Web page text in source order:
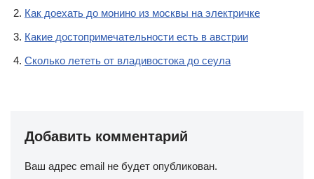
Как доехать до монино из москвы на электричке
Какие достопримечательности есть в австрии
Сколько лететь от владивостока до сеула
Добавить комментарий
Ваш адрес email не будет опубликован.